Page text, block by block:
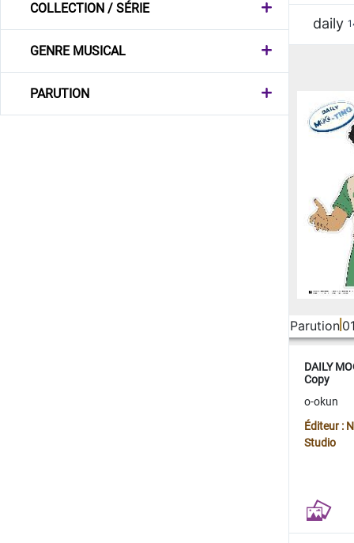
COLLECTION / SÉRIE
GENRE MUSICAL
PARUTION
daily
Parution
DAILY
Copy
o-okun
Éditeur :
Studio